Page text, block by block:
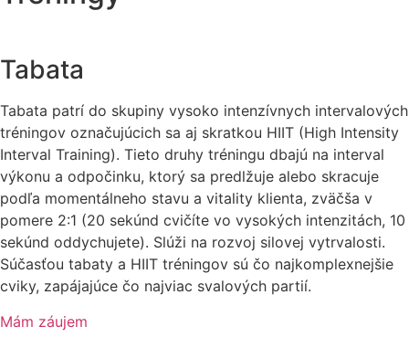
Tabata
Tabata patrí do skupiny vysoko intenzívnych intervalových
tréningov označujúcich sa aj skratkou HIIT (High Intensity
Interval Training). Tieto druhy tréningu dbajú na interval
výkonu a odpočinku, ktorý sa predlžuje alebo skracuje
podľa momentálneho stavu a vitality klienta, zväčša v
pomere 2:1 (20 sekúnd cvičíte vo vysokých intenzitách, 10
sekúnd oddychujete). Slúži na rozvoj silovej vytrvalosti.
Súčasťou tabaty a HIIT tréningov sú čo najkomplexnejšie
cviky, zapájajúce čo najviac svalových partií.
Mám záujem